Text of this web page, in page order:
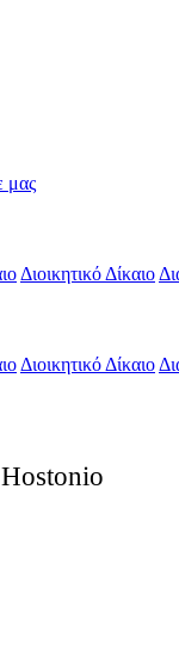
μας
Διοικητικό Δίκαιο
Διοικητικό Δίκαιο